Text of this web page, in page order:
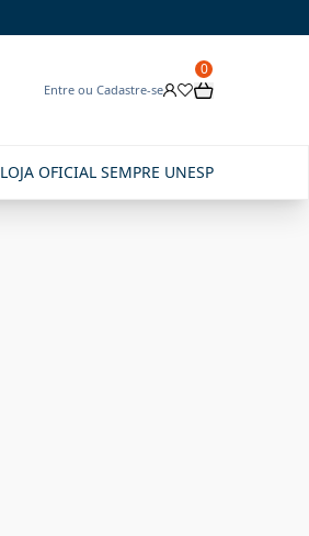
Entre ou Cadastre-se
0
LOJA OFICIAL SEMPRE UNESP